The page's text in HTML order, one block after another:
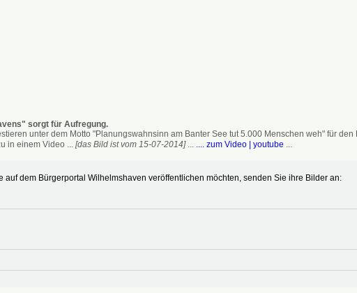
sorgt für Aufregung.
unter dem Motto "Planungswahnsinn am Banter See tut 5.000 Menschen weh" für
in einem Video ... [das Bild ist vom 15-07-2014]... .... zum Video | youtube ...
dem Bürgerportal Wilhelmshaven veröffentlichen möchten, senden Sie ihre Bilder an: